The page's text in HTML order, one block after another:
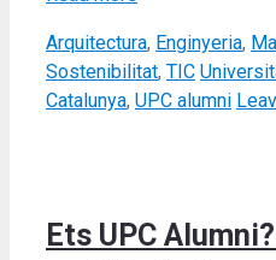
Categories
Arquitectura, Enginyeria,
Sostenibilitat, TIC Tags
Catalunya, UPC alumni
Ets UPC